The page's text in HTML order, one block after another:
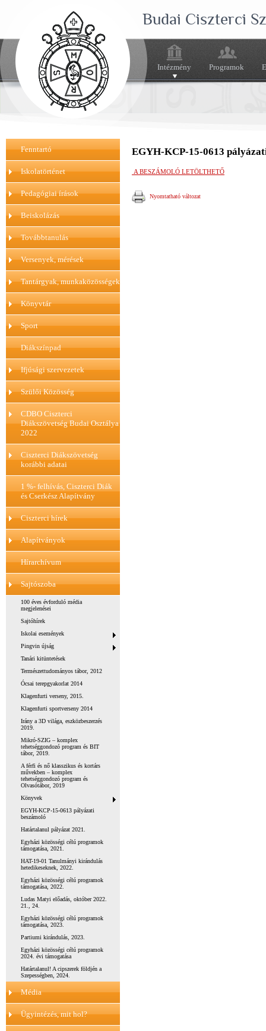
Budai Ciszterci
Intézmény Programok
Fenntartó
Iskolatörténet
Pedagógiai írások
Beiskolázás
Továbbtanulás
Versenyek, mérések
Tantárgyak, munkaközösségek
Könyvtár
Sport
Diákszínpad
Ifjúsági szervezetek
Szülői Közösség
CDBO Ciszterci
Diákszövetség Budai Osztálya
2022
Ciszterci Diákszövetség
korábbi adatai
1 %- felhívás, Ciszterci Diák
és Cserkész Alapítvány
Ciszterci hírek
Alapítványok
Hírarchívum
Sajtószoba
100 éves évforduló média
megjelenései
Sajtóhírek
Iskolai események
Pingvin újság
Tanári kitüntetések
Természettudományos tábor, 2012
Ócsai terepgyakorlat 2014
Klagenfurti verseny, 2015.
Klagenfurti sportverseny 2014
Irány a 3D világa, eszközbeszerzés
2019.
Mikró-SZIG – komplex
tehetséggondozó program és BIT
tábor, 2019.
A férfi és nő klasszikus és kortárs
művekben – komplex
tehetséggondozó program és
Olvasótábor, 2019
Könyvek
EGYH-KCP-15-0613 pályázati
beszámoló
Határtalanul pályázat 2021.
Egyházi közösségi célú programok
támogatása, 2021.
HAT-19-01 Tanulmányi kirándulás
hetedikeseknek, 2022.
Egyházi közösségi célú programok
támogatása, 2022.
Ludas Matyi előadás, október 2022.
21., 24.
Egyházi közösségi célú programok
támogatása, 2023.
Partiumi kirándulás, 2023.
Egyházi közösségi célú programok
2024. évi támogatása
Határtalanul! A cipszerek földjén a
Szepességben, 2024.
Média
Ügyintézés, mit hol?
EGYH-KCP-15-0613
A BESZÁMOLÓ LETÖLTHETŐ
Nyomtatható változat